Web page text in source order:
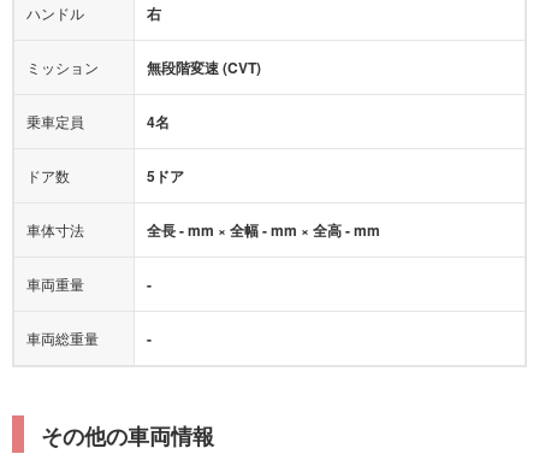
ヒルディセントコントロール
オートマチックハイビーム
ハンドル 右
ミッション 無段階変速 (CVT)
乗車定員 4名
ドア数 5ドア
車体寸法 全長 - mm × 全幅 - mm × 全高 - mm
車両重量 -
車両総重量 -
その他の車両情報